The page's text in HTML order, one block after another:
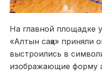
На главной площадке
«Алтын сақа» приняли
выстроились в
изображающие форму